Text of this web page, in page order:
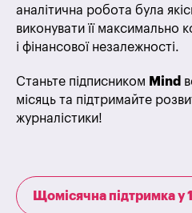
аналітична робота була
виконувати її максимально
і фінансової незалежності.
Станьте підписником Mind
місяць та підтримайте
журналістики!
Щомісячна підтримка у